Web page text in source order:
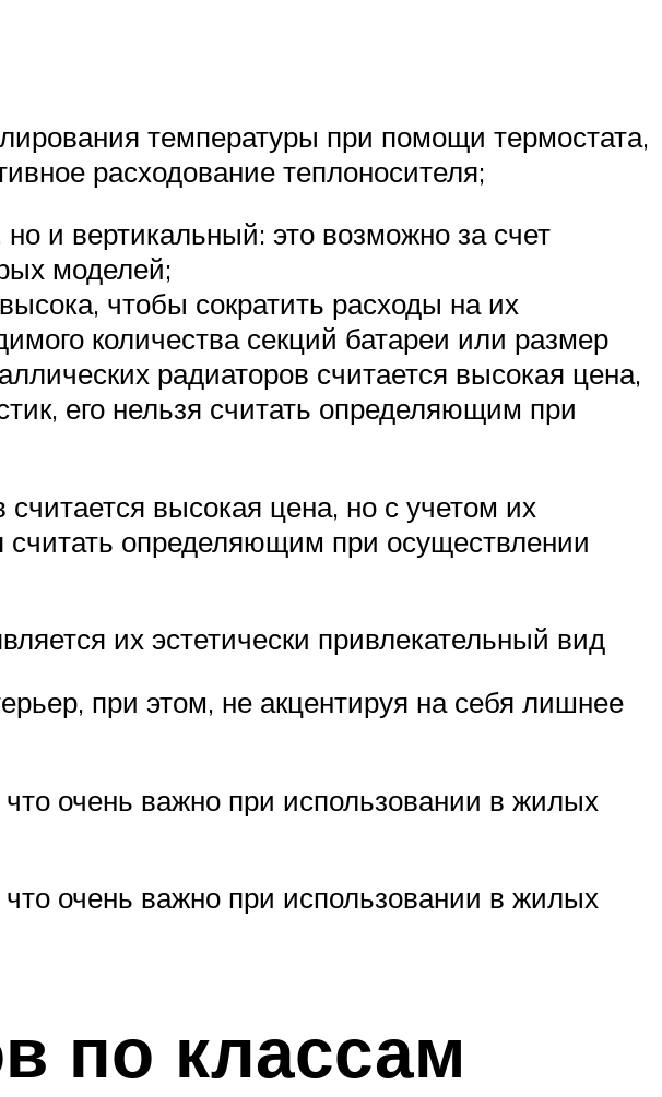
температуры при помощи термостата,
расходование теплоносителя;
и вертикальный: это возможно за счет
моделей;
чтобы сократить расходы на их
количества секций батареи или размер
радиаторов считается высокая цена,
его нельзя считать определяющим при
высокая цена, но с учетом их
считать определяющим при осуществлении
их эстетически привлекательный вид
при этом, не акцентируя на себя лишнее
очень важно при использовании в жилых
очень важно при использовании в жилых
по классам